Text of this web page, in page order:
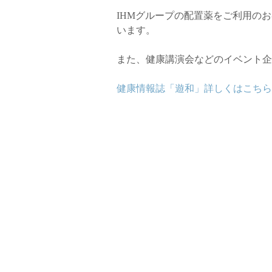
IHMグループの配置薬をご利用の
います。
また、健康講演会などのイベント
健康情報誌「遊和」詳しくはこちら